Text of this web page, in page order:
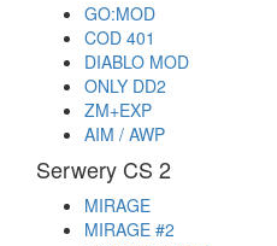
GO:MOD
COD 401
DIABLO MOD
ONLY DD2
ZM+EXP
AIM / AWP
Serwery CS 2
MIRAGE
MIRAGE #2